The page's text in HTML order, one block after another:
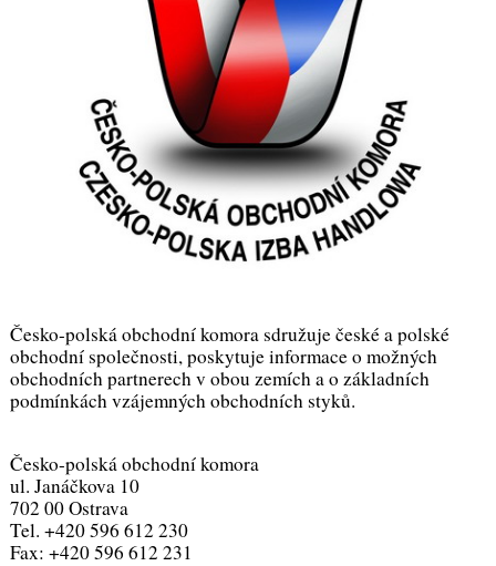
Česko-polská obchodní komora sdružuje české a polské
obchodní společnosti, poskytuje informace o možných
obchodních partnerech v obou zemích a o základních
podmínkách vzájemných obchodních styků.
Česko-polská obchodní komora
ul. Janáčkova 10
702 00 Ostrava
Tel. +420 596 612 230
Fax: +420 596 612 231